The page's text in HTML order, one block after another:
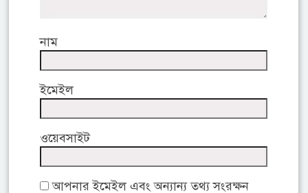
নাম
ইমেইল
ওয়েবসাইট
আপনার ইমেইল এবং অন্যান্য তথ্য সংরক্ষন